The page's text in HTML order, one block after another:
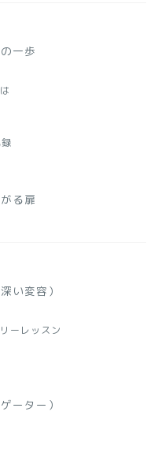
一歩
る扉
い変容）
ーレッスン
ーター）